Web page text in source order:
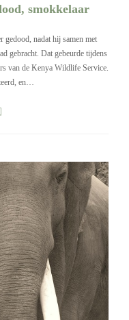
smokkelaar
gedood, nadat hij samen met
gebracht. Dat gebeurde tijdens
van de Kenya Wildlife Service.
en…